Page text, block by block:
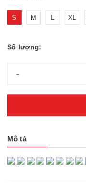
S M L XL
Số lượng:
-
Mô tả